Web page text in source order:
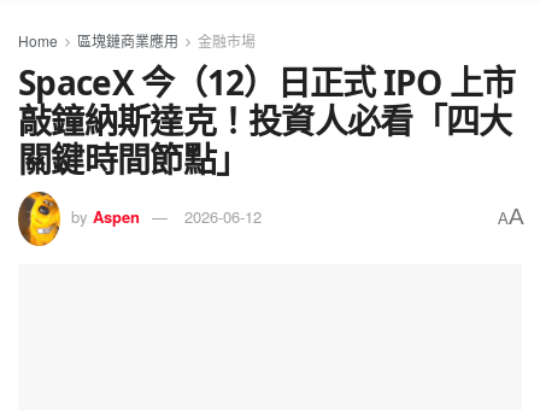
Home 區塊鏈商業應用 金融市場
SpaceX 今（12）日正式 IPO 上市
敲鐘納斯達克！投資人必看「四大
關鍵時間節點」
by Aspen 2026-06-12 AA